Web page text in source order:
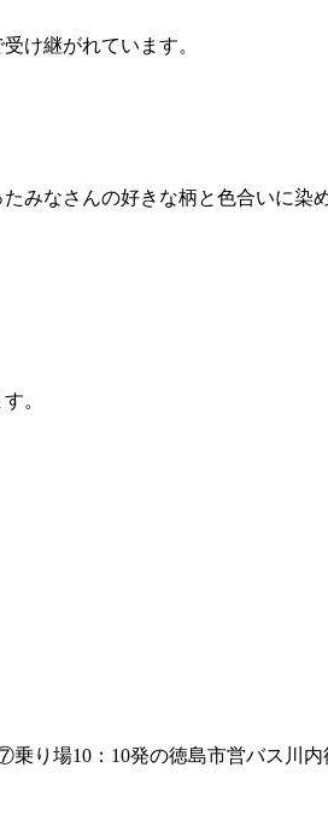
け継がれています。
みなさんの好きな柄と色合いに染
。
り場10：10発の徳島市営バス川